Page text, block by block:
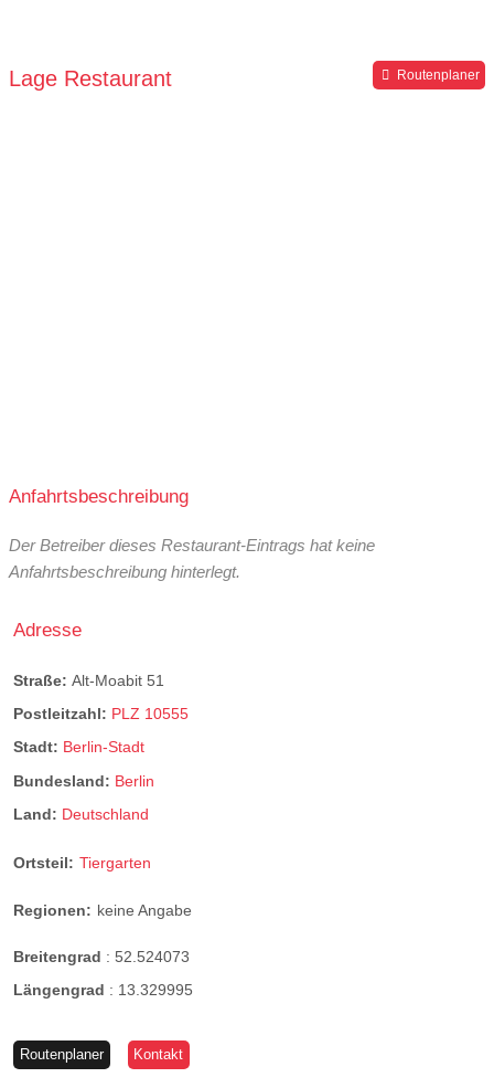
Lage Restaurant Routenplaner
Anfahrtsbeschreibung
Der Betreiber dieses Restaurant-Eintrags hat keine
Anfahrtsbeschreibung hinterlegt.
Adresse
Straße: Alt-Moabit 51
Postleitzahl: PLZ 10555
Stadt: Berlin-Stadt
Bundesland: Berlin
Land: Deutschland
Ortsteil: Tiergarten
Regionen: keine Angabe
Breitengrad : 52.524073
Längengrad : 13.329995
Routenplaner Kontakt